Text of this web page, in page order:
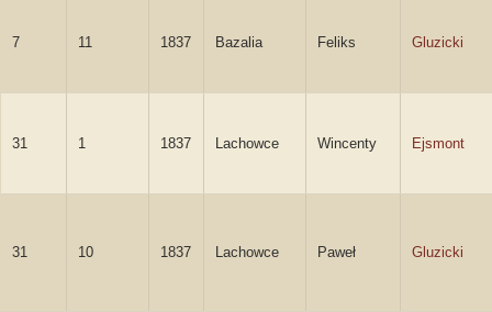
7 11 1837 Bazalia Feliks Gluzicki
31 1 1837 Lachowce Wincenty Ejsmont
31 10 1837 Lachowce Paweł Gluzicki